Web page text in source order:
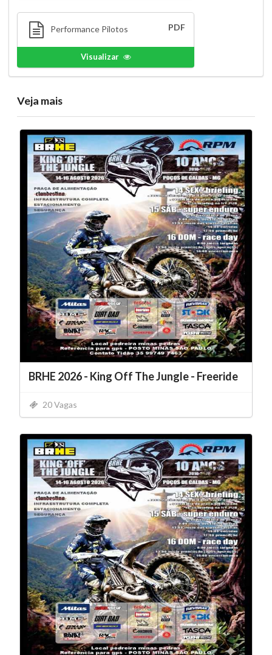
Performance Pilotos PDF
Visualizar
Veja mais
BRHE 2026 - King Off The Jungle - Freeride
20 Vagas